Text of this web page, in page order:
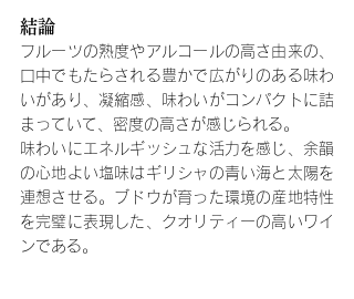
結論
フルーツの熟度やアルコールの高さ由来の、
口中でもたらされる豊かで広がりのある味わ
いがあり、凝縮感、味わいがコンパクトに詰
まっていて、密度の高さが感じられる。
味わいにエネルギッシュな活力を感じ、余韻
の心地よい塩味はギリシャの青い海と太陽を
連想させる。ブドウが育った環境の産地特性
を完璧に表現した、クオリティーの高いワイ
ンである。